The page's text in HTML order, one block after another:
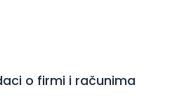
o firmi i računima